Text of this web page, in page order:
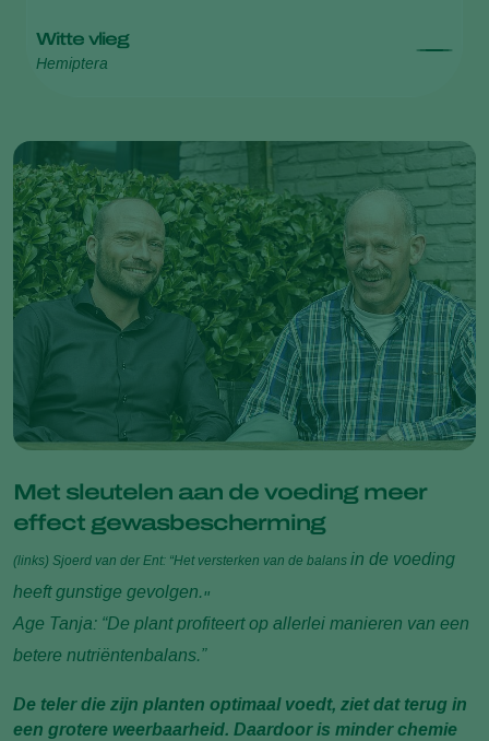
Witte vlieg
Hemiptera
Met sleutelen aan de voeding meer
effect gewasbescherming
(links) Sjoerd van der Ent: “Het versterken van de balans in de voeding
heeft gunstige gevolgen."
Age Tanja: “De plant profiteert op allerlei manieren van een
betere nutriëntenbalans.”
De teler die zijn planten optimaal voedt, ziet dat terug in
een grotere weerbaarheid. Daardoor is minder chemie